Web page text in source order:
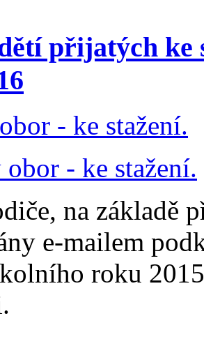
přijatých
- ke stažení.
- ke stažení.
na základě
e-mailem
roku